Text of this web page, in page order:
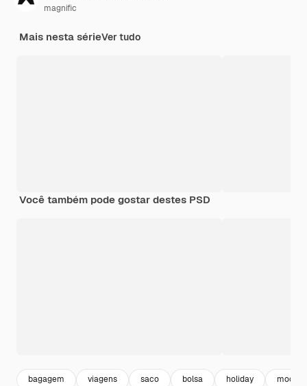
magnific
Mais nesta sérieVer tudo
Você também pode gostar destes PSD
bagagem viagens saco bolsa holiday mochila